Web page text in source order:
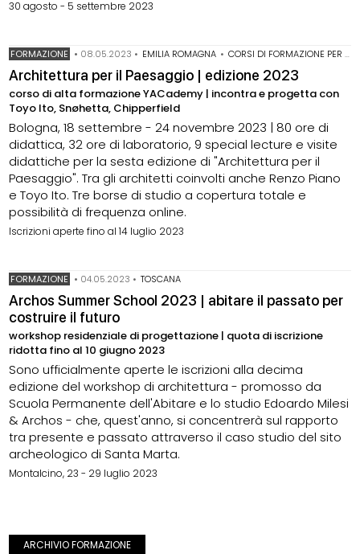
30 agosto - 5 settembre 2023
FORMAZIONE • 08.05.2023 • EMILIA ROMAGNA • CORSI DI FORMAZIONE PER ARCHITETTI
Architettura per il Paesaggio | edizione 2023
corso di alta formazione YACademy | incontra e progetta con
Toyo Ito, Snøhetta, Chipperfield
Bologna, 18 settembre - 24 novembre 2023 | 80 ore di
didattica, 32 ore di laboratorio, 9 special lecture e visite
didattiche per la sesta edizione di "Architettura per il
Paesaggio". Tra gli architetti coinvolti anche Renzo Piano
e Toyo Ito. Tre borse di studio a copertura totale e
possibilità di frequenza online.
Iscrizioni aperte fino al 14 luglio 2023
FORMAZIONE • 04.05.2023 • TOSCANA
Archos Summer School 2023 | abitare il passato per
costruire il futuro
workshop residenziale di progettazione | quota di iscrizione
ridotta fino al 10 giugno 2023
Sono ufficialmente aperte le iscrizioni alla decima
edizione del workshop di architettura - promosso da
Scuola Permanente dell'Abitare e lo studio Edoardo Milesi
& Archos - che, quest'anno, si concentrerà sul rapporto
tra presente e passato attraverso il caso studio del sito
archeologico di Santa Marta.
Montalcino, 23 - 29 luglio 2023
ARCHIVIO FORMAZIONE